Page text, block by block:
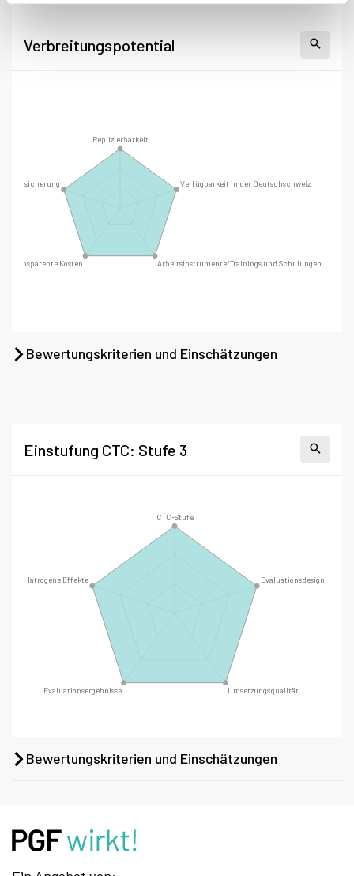
Verbreitungspotential
Bewertungskriterien und Einschätzungen
Einstufung CTC: Stufe 3
Bewertungskriterien und Einschätzungen